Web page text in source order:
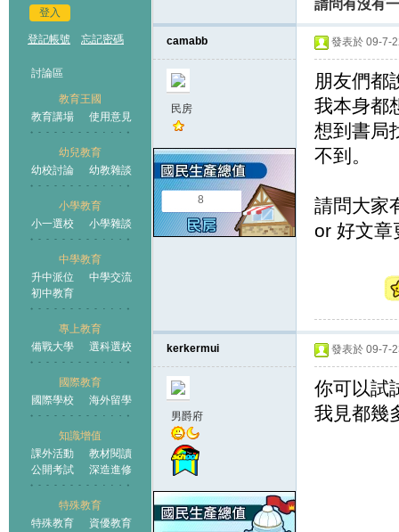
登入
登記帳號 忘記密碼
討論區
教育王國
教育講場
使用意見
幼兒教育
幼校討論
幼教雜談
小學教育
小一選校
小學雜談
中學教育
升中派位
中學交流
初中教育
專上教育
備戰大學
選科選校
國際教育
國際學校
海外留學
知識增值
課外活動
教材閱讀
公開考試
深造進修
特殊教育
特殊教育
資優教育
王國
請問有沒有
camabb
民房
8
發表於 09-7-
朋友們都
我本身都
想到書局
不到。
請問大家
or 好文章
kerkermui
男爵府
發表於 09-7-
你可以試
我見都幾